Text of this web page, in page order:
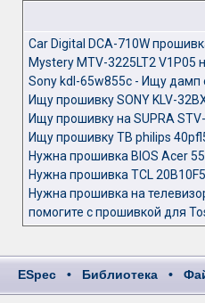
Car Digital DCA-710W
Mystery MTV-3225LT2 V1P05
Sony kdl-65w855c - Ищу дамп
Ищу прошивку SONY KLV-
Ищу прошивку на SUPRA
Ищу прошивку ТВ philips
Нужна прошивка BIOS Acer
Нужна прошивка TCL
Нужна прошивка на
помогите с прошивкой для
ESpec • Библиотека •